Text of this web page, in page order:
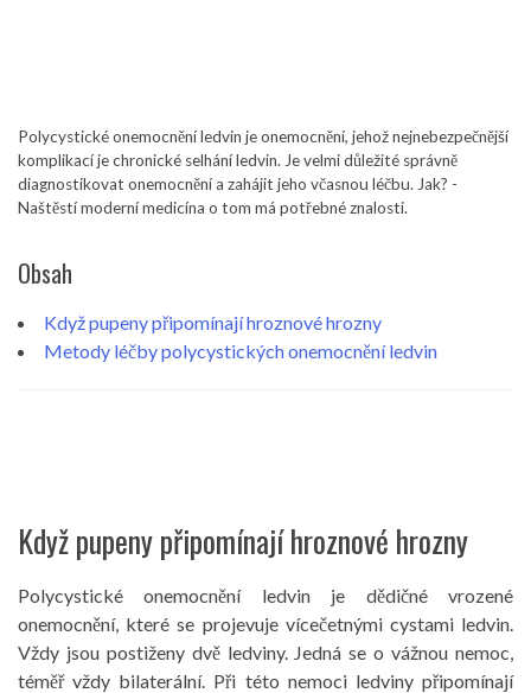
Polycystické onemocnění ledvin je onemocnění, jehož nejnebezpečnější
komplikací je chronické selhání ledvin. Je velmi důležité správně
diagnostikovat onemocnění a zahájit jeho včasnou léčbu. Jak? -
Naštěstí moderní medicína o tom má potřebné znalosti.
Obsah
Když pupeny připomínají hroznové hrozny
Metody léčby polycystických onemocnění ledvin
Když pupeny připomínají hroznové hrozny
Polycystické onemocnění ledvin je dědičné vrozené
onemocnění, které se projevuje vícečetnými cystami ledvin.
Vždy jsou postiženy dvě ledviny. Jedná se o vážnou nemoc,
téměř vždy bilaterální. Při této nemoci ledviny připomínají